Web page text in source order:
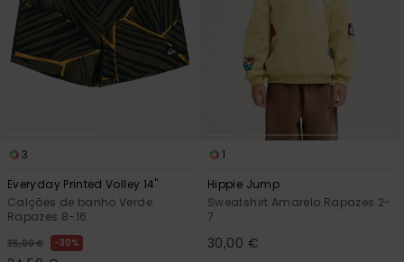
3
Everyday Printed Volley 14"
Calções de banho Verde
Rapazes 8-16
35,00 € 30%
1
Hippie Jump
Sweatshirt Amarelo Rapazes 2-
7
30,00 €